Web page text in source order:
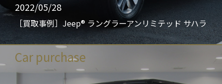
2022/05/28
［買取事例］Jeep® ラングラーアンリミテッド サハラ
Car purchase